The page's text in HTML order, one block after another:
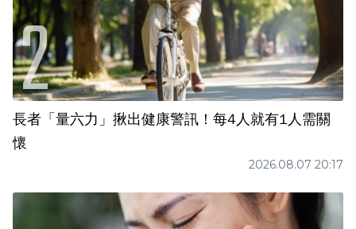
長者「量六力」揪出健康警訊！每4人就有1人需關
懷
2026.08.07 20:17